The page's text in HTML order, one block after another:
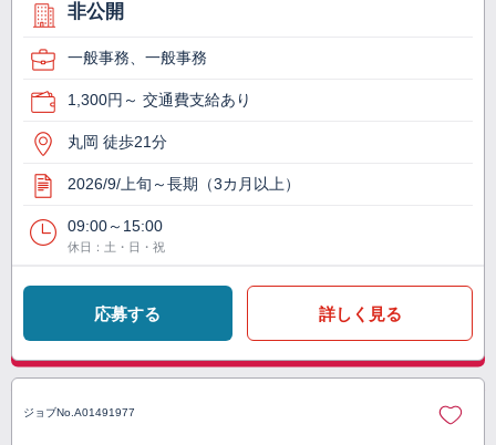
非公開
一般事務、一般事務
1,300円～ 交通費支給あり
丸岡 徒歩21分
2026/9/上旬～長期（3カ月以上）
09:00～15:00
休日：土・日・祝
応募する 詳しく見る
ジョブNo. A01491977